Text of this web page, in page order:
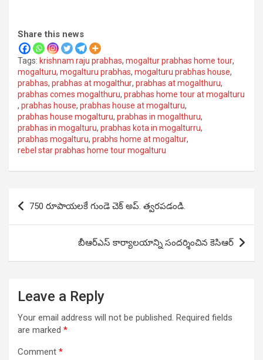
Share this news
Tags: krishnam raju prabhas, mogaltur prabhas home tour,
mogalturu, mogalturu prabhas, mogalturu prabhas house,
prabhas, prabhas at mogalthur, prabhas at mogalthuru,
prabhas comes mogalthuru, prabhas home tour at mogalturu
, prabhas house, prabhas house at mogalturu,
prabhas house mogalturu, prabhas in mogalthuru,
prabhas in mogalturu, prabhas kota in mogalturru,
prabhas mogalturu, prabhs home at mogaltur,
rebel star prabhas home tour mogalturu
Post
navigation
750 రూపాయలకే గుండె చెక్ అప్. త్వరపడండి.
బీఆర్​ఎస్ కార్యాలయాన్ని సందర్శించిన కెసిఆర్
Leave a Reply
Your email address will not be published. Required fields
are marked *
Comment *